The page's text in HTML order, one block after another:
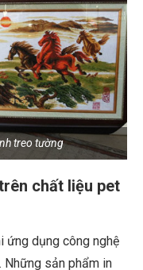
treo tường
chất liệu pet
ứng dụng công nghệ
Những sản phẩm in